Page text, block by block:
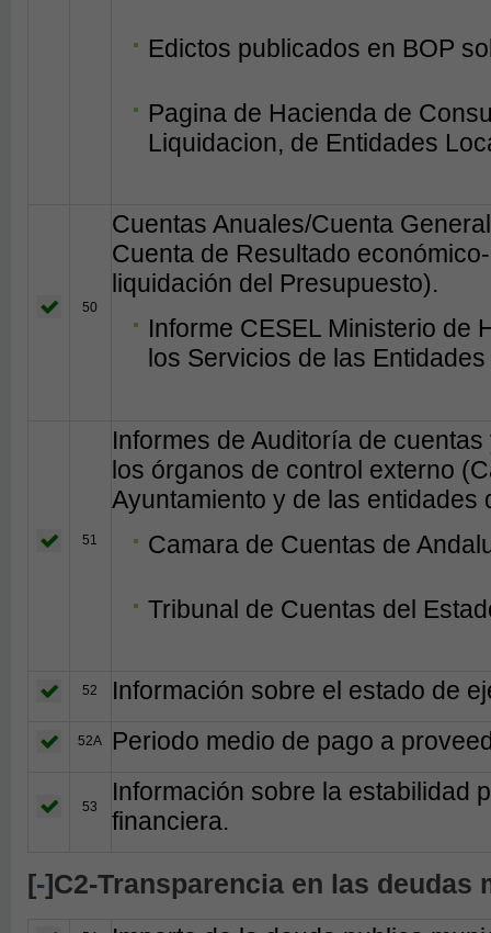
Edictos publicados en BOP
Pagina de Hacienda de
Liquidacion, de Entidades
50
Cuentas Anuales/Cuenta
Cuenta de Resultado
liquidación del Presupuesto).
Informe CESEL Ministerio de
los Servicios de las
51
Informes de Auditoría de
los órganos de control externo
Ayuntamiento y de las entidades
Camara de Cuentas de
Tribunal de Cuentas del
52 Información sobre el estado de
52A Periodo medio de pago a
53
Información sobre la estabilidad
financiera.
[-]C2-Transparencia en las deudas